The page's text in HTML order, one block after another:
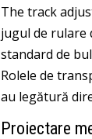
The track
jugul de rulare
standard de
Rolele de
au legătură
Proiectare